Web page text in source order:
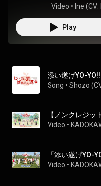
Video • Ine
Play
添い遂げYO-
Song •
Video •
Video •